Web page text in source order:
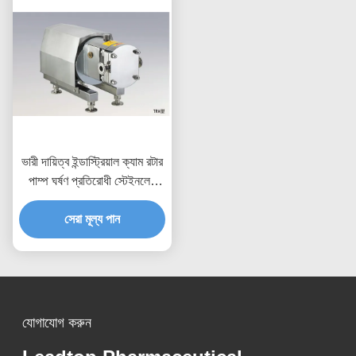
ভারী দায়িত্ব ইন্ডাস্ট্রিয়াল ক্যাম রটার
পাম্প ঘর্ষণ প্রতিরোধী স্টেইনলেস
স্টীল নির্মাণ শুকনো রান ক্ষমতা বর্জ্য
জল তেল তৈলাক্তকরণ স্থানান্তর
জন্য
সেরা মূল্য পান
যোগাযোগ করুন